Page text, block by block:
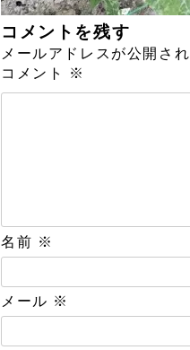
コメントを残す
メールアドレスが公開さ
コメント
※
名前 ※
メール ※